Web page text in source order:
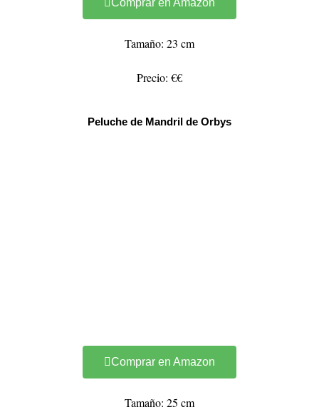
Tamaño: 23 cm
Precio: €€
Peluche de Mandril de Orbys
Comprar en Amazon
Tamaño: 25 cm